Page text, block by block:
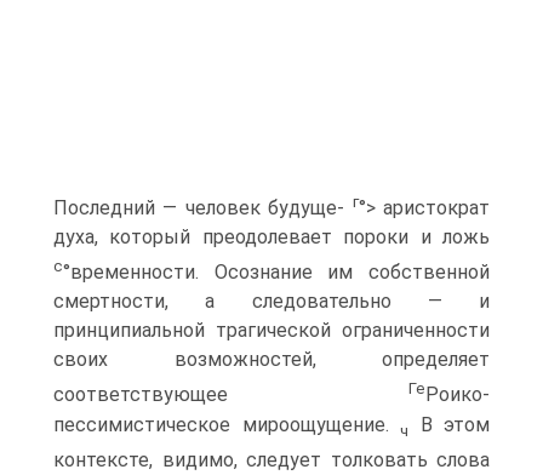
Последний — человек будуще- г°> аристократ
духа, который преодолевает пороки и ложь
с°временности. Осознание им собственной
смертности, а следовательно — и
принципиальной трагической ограниченности
своих возможностей, определяет
соответствующее
Ге Роико-
пессимистическое мироощущение.
ч
В этом
контексте, видимо, следует толковать слова